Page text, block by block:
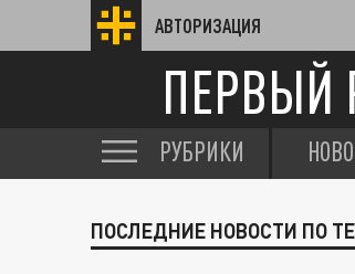
АВТОРИЗАЦИЯ
ПЕРВЫЙ
РУБРИКИ
ПОСЛЕДНИЕ НОВОСТИ ПО